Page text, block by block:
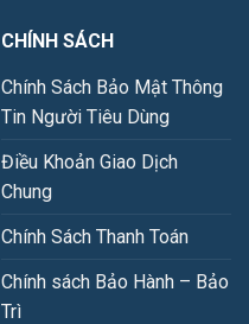
CHÍNH SÁCH
Chính Sách Bảo Mật Thông
Tin Người Tiêu Dùng
Điều Khoản Giao Dịch
Chung
Chính Sách Thanh Toán
Chính sách Bảo Hành – Bảo
Trì